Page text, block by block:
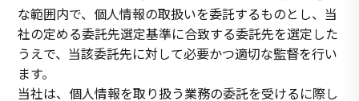
な範囲内で、個人情報の取扱いを委託するものとし、当
社の定める委託先選定基準に合致する委託先を選定した
うえで、当該委託先に対して必要かつ適切な監督を行い
ます。
当社は、個人情報を取り扱う業務の委託を受けるに際し